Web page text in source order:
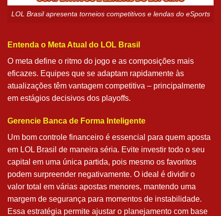
LOL Brasil apresenta torneios competitivos e lendas do eSports
Entenda o Meta Atual do LOL Brasil
O meta define o ritmo do jogo e as composições mais
eficazes. Equipes que se adaptam rapidamente às
atualizações têm vantagem competitiva – principalmente
em estágios decisivos dos playoffs.
Gerencie Banca de Forma Inteligente
Um bom controle financeiro é essencial para quem aposta
em LOL Brasil de maneira séria. Evite investir todo o seu
capital em uma única partida, pois mesmo os favoritos
podem surpreender negativamente. O ideal é dividir o
valor total em várias apostas menores, mantendo uma
margem de segurança para momentos de instabilidade.
Essa estratégia permite ajustar o planejamento com base